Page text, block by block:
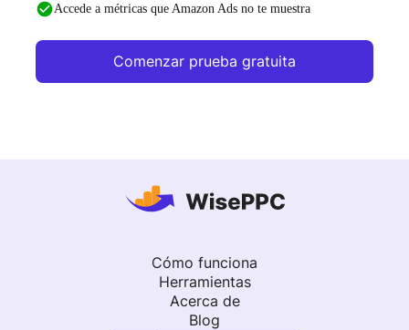
Accede a métricas que Amazon Ads no te muestra
Comenzar prueba gratuita
Cómo funciona
Herramientas
Acerca de
Blog